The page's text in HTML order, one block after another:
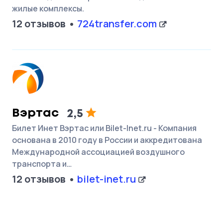
жилые комплексы.
12 отзывов 724transfer.com
Вэртас 2,5
Билет Инет Вэртас или Bilet-Inet.ru - Компания
основана в 2010 году в России и аккредитована
Международной ассоциацией воздушного
транспорта и…
12 отзывов bilet-inet.ru